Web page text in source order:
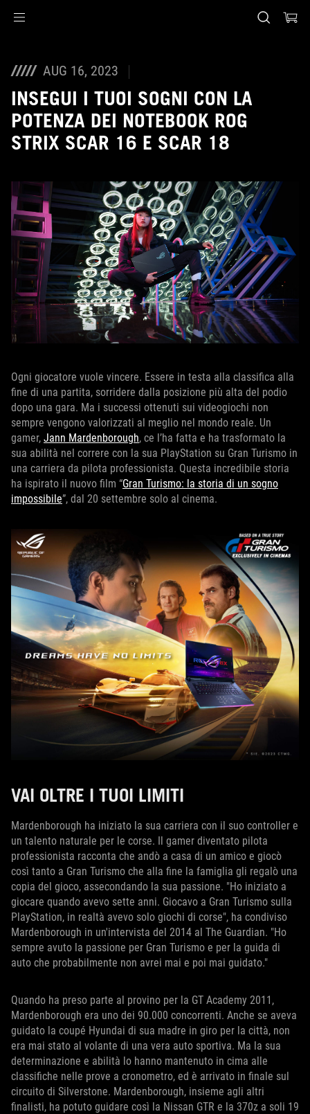
AUG 16, 2023
INSEGUI I TUOI SOGNI CON LA
POTENZA DEI NOTEBOOK ROG
STRIX SCAR 16 E SCAR 18
Ogni giocatore vuole vincere. Essere in testa alla classifica alla
fine di una partita, sorridere dalla posizione più alta del podio
dopo una gara. Ma i successi ottenuti sui videogiochi non
sempre vengono valorizzati al meglio nel mondo reale. Un
gamer, Jann Mardenborough, ce l’ha fatta e ha trasformato la
sua abilità nel correre con la sua PlayStation su Gran Turismo in
una carriera da pilota professionista. Questa incredibile storia
ha ispirato il nuovo film “Gran Turismo: la storia di un sogno
impossibile”, dal 20 settembre solo al cinema.
VAI OLTRE I TUOI LIMITI
Mardenborough ha iniziato la sua carriera con il suo controller e
un talento naturale per le corse. Il gamer diventato pilota
professionista racconta che andò a casa di un amico e giocò
così tanto a Gran Turismo che alla fine la famiglia gli regalò una
copia del gioco, assecondando la sua passione. "Ho iniziato a
giocare quando avevo sette anni. Giocavo a Gran Turismo sulla
PlayStation, in realtà avevo solo giochi di corse", ha condiviso
Mardenborough in un'intervista del 2014 al The Guardian. "Ho
sempre avuto la passione per Gran Turismo e per la guida di
auto che probabilmente non avrei mai e poi mai guidato."
Quando ha preso parte al provino per la GT Academy 2011,
Mardenborough era uno dei 90.000 concorrenti. Anche se aveva
guidato la coupé Hyundai di sua madre in giro per la città, non
era mai stato al volante di una vera auto sportiva. Ma la sua
determinazione e abilità lo hanno mantenuto in cima alle
classifiche nelle prove a cronometro, ed è arrivato in finale sul
circuito di Silverstone. Mardenborough, insieme agli altri
finalisti, ha potuto guidare così la Nissan GTR e la 370z a soli 19